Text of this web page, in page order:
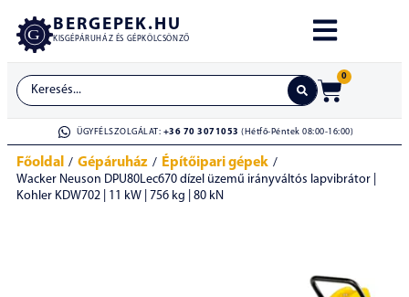
BERGEPEK.HU
KISGÉPÁRUHÁZ ÉS GÉPKÖLCSÖNZŐ
0
ÜGYFÉLSZOLGÁLAT: +36 70 3071053 (Hétfő-Péntek 08:00-16:00)
Főoldal / Gépáruház / Építőipari gépek /
Wacker Neuson DPU80Lec670 dízel üzemű irányváltós lapvibrátor |
Kohler KDW702 | 11 kW | 756 kg | 80 kN